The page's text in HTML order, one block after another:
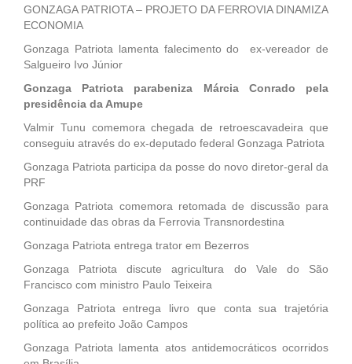
GONZAGA PATRIOTA – PROJETO DA FERROVIA DINAMIZA
ECONOMIA
Gonzaga Patriota lamenta falecimento do ex-vereador de
Salgueiro Ivo Júnior
Gonzaga Patriota parabeniza Márcia Conrado pela
presidência da Amupe
Valmir Tunu comemora chegada de retroescavadeira que
conseguiu através do ex-deputado federal Gonzaga Patriota
Gonzaga Patriota participa da posse do novo diretor-geral da
PRF
Gonzaga Patriota comemora retomada de discussão para
continuidade das obras da Ferrovia Transnordestina
Gonzaga Patriota entrega trator em Bezerros
Gonzaga Patriota discute agricultura do Vale do São
Francisco com ministro Paulo Teixeira
Gonzaga Patriota entrega livro que conta sua trajetória
política ao prefeito João Campos
Gonzaga Patriota lamenta atos antidemocráticos ocorridos